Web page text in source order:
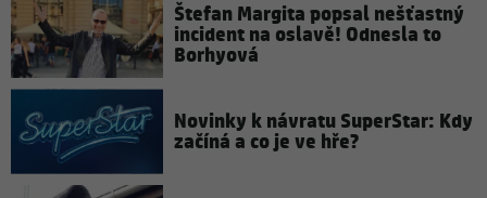
Štefan Margita popsal nešťastný
incident na oslavě! Odnesla to
Borhyová
Novinky k návratu SuperStar: Kdy
začíná a co je ve hře?